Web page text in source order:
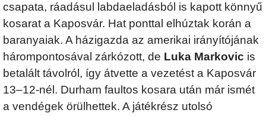
csapata, ráadásul labdaeladásból is kapott könnyű
kosarat a Kaposvár. Hat ponttal elhúztak korán a
baranyaiak. A házigazda az amerikai irányítójának
hárompontosával zárkózott, de Luka Markovic is
betalált távolról, így átvette a vezetést a Kaposvár
13–12-nél. Durham faultos kosara után már ismét
a vendégek örülhettek. A játékrész utolsó